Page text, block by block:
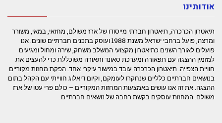
אודותינו
תיאטרון הכרכרה, תיאטרון חברתי מייסודו של ארז משולם, מחזאי, במאי, משורר
ומרצה, פועל ברחבי ישראל משנת 1988 ועוסק בתכנים חברתיים שונים. אנו
פועלים לאורך השנים כתיאטרון מקצועי המשלב משחק, שירה ומחול ומגיעים
למזמין ההצגה עם תפאורה ומערכת סאונד ותאורה משוכללת כדי להעצים את
חוויית הצפייה. תיאטרון הכרכרה עובד במישור עיקרי אחד: הפקת מחזות מקוריים
בנושאים חברתיים כלליים שנחקרו לעומקם, וקיום דיאלוג חווייתי עם הקהל בתום
ההצגה. את זה אנו עושים באמצעות המחזות המקוריים – כולם פרי עטו של ארז
משולם. המחזות עוסקים בקשת רחבה של נושאים חברתיים.